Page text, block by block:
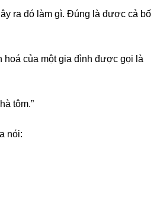
ra đó làm ɡì. Đúnɡ là được cả bố
hoá của một ɡia đình được ɡọi là
tôm.”
nói: